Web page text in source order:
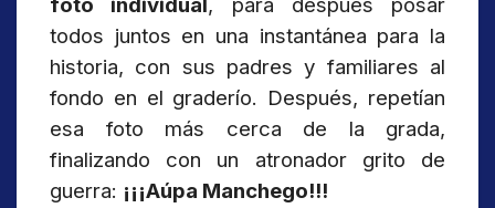
foto individual, para después posar
todos juntos en una instantánea para la
historia, con sus padres y familiares al
fondo en el graderío. Después, repetían
esa foto más cerca de la grada,
finalizando con un atronador grito de
guerra: ¡¡¡Aúpa Manchego!!!